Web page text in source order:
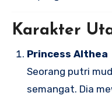
Karakter
Princess Althea
Seorang putri
semangat. Dia